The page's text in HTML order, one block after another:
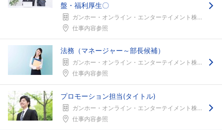
盤・福利厚生〇
ガンホー・オンライン・エンターテイメント株式会社
仕事内容参照
法務（マネージャー～部長候補）
ガンホー・オンライン・エンターテイメント株式会社
仕事内容参照
プロモーション担当(タイトル)
ガンホー・オンライン・エンターテイメント株式会社
仕事内容参照